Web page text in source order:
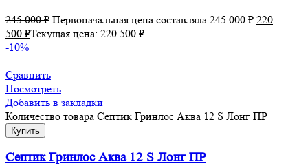
245 000₽ Первоначальная цена составляла 245 000 ₽. 220
500 ₽Текущая цена: 220 500 ₽.
-10%
Сравнить
Посмотреть
Добавить в закладки
Количество товара Септик Гринлос Аква 12 S Лонг ПР
Купить
Септик Гринлос Аква 12 S Лонг ПР